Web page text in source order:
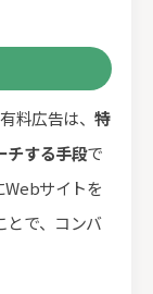
料広告は、特
チする手段で
Webサイトを
とで、コンバ